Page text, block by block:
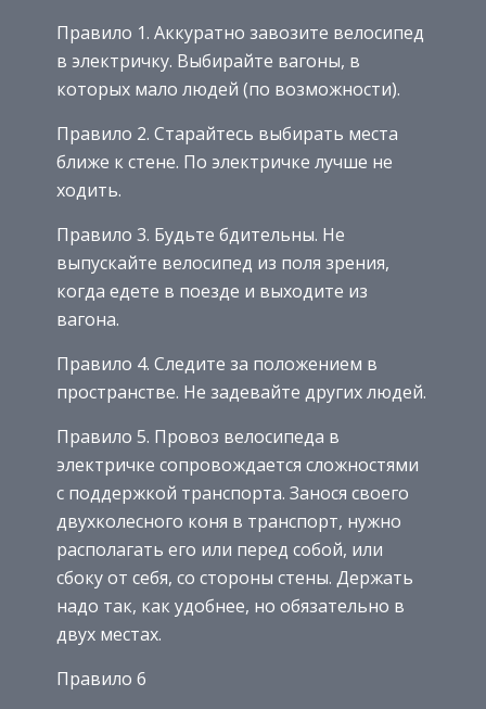
Правило 1. Аккуратно завозите велосипед
в электричку. Выбирайте вагоны, в
которых мало людей (по возможности).
Правило 2. Старайтесь выбирать места
ближе к стене. По электричке лучше не
ходить.
Правило 3. Будьте бдительны. Не
выпускайте велосипед из поля зрения,
когда едете в поезде и выходите из
вагона.
Правило 4. Следите за положением в
пространстве. Не задевайте других людей.
Правило 5. Провоз велосипеда в
электричке сопровождается сложностями
с поддержкой транспорта. Занося своего
двухколесного коня в транспорт, нужно
располагать его или перед собой, или
сбоку от себя, со стороны стены. Держать
надо так, как удобнее, но обязательно в
двух местах.
Правило 6